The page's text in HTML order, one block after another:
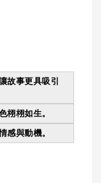
故事更具吸引
栩栩如生。
感與動機。